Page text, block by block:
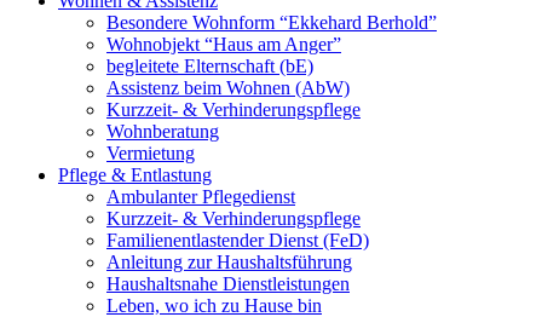
Besondere Wohnform “Ekkehard Berhold”
Wohnobjekt “Haus am Anger”
begleitete Elternschaft (bE)
Assistenz beim Wohnen (AbW)
Kurzzeit- & Verhinderungspflege
Wohnberatung
Vermietung
Pflege & Entlastung
Ambulanter Pflegedienst
Kurzzeit- & Verhinderungspflege
Familienentlastender Dienst (FeD)
Anleitung zur Haushaltsführung
Haushaltsnahe Dienstleistungen
Leben, wo ich zu Hause bin